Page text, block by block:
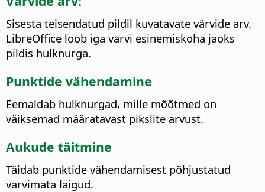
Sisesta teisendatud pildil kuvatavate värvide arv.
LibreOffice loob iga värvi esinemiskoha jaoks
pildis hulknurga.
Punktide vähendamine
Eemaldab hulknurgad, mille mõõtmed on
väiksemad määratavast pikslite arvust.
Aukude täitmine
Täidab punktide vähendamisest põhjustatud
värvimata laigud.